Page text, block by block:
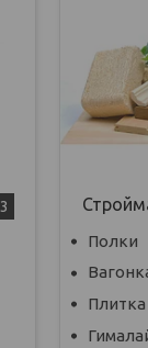
Полки